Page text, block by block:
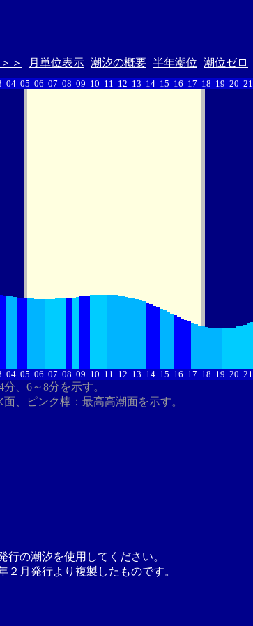
＞＞ 月単位表示 潮汐の概要 半年潮位 潮位ゼロ
04 05 06 07 08 09 10 11 12 13 14 15 16 17 18 19 20 21
04 05 06 07 08 09 10 11 12 13 14 15 16 17 18 19 20 21
、6～8分を示す。
、ピンク棒：最高高潮面を示す。
の潮汐を使用してください。
月発行より複製したものです。